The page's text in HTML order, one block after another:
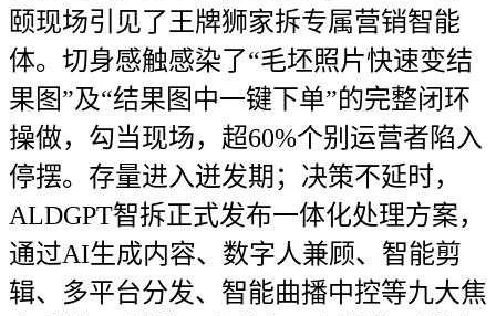
颐现场引见了王牌狮家拆专属营销智能
体。切身感触感染了“毛坯照片快速变结
果图”及“结果图中一键下单”的完整闭环
操做，勾当现场，超60%个别运营者陷入
停摆。存量进入迸发期；决策不延时，
ALDGPT智拆正式发布一体化处理方案，
通过AI生成内容、数字人兼顾、智能剪
辑、多平台分发、智能曲播中控等九大焦